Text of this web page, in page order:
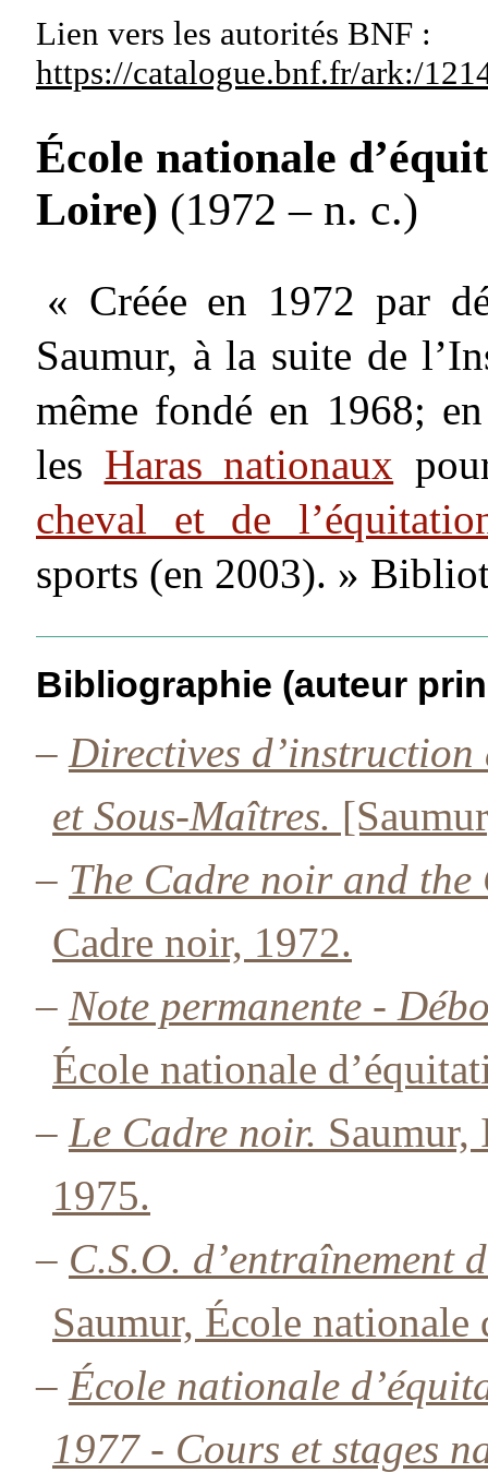
Lien vers les autorités BNF :
https://catalogue.bnf.fr/ark:/
École nationale
Loire) (1972 – n. c.)
« Créée en 1972 par
Saumur, à la suite de
même fondé en 1968;
les Haras nationaux
cheval et de
sports (en 2003). »
Bibliographie (auteur
– Directives d’instruction
et Sous-Maîtres.
– The Cadre noir and the
Cadre noir, 1972.
– Note permanente -
École nationale
– Le Cadre noir.
1975.
– C.S.O. d’entraînement
Saumur, École
– École nationale
1977 - Cours et stages